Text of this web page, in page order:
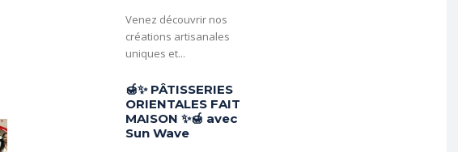
Venez découvrir nos
créations artisanales
uniques et...
🍯✨ PÂTISSERIES
ORIENTALES FAIT
MAISON ✨🍯 avec
Sun Wave